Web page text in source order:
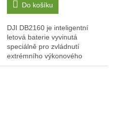
Do košíku
DJI DB2160 je inteligentní
letová baterie vyvinutá
speciálně pro zvládnutí
extrémního výkonového
odběru motorů modelu DJI